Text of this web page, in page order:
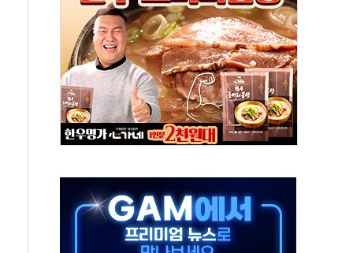
…순이익 흑자 전환
른 중과세는 과세 원칙 어긋나"
자수 1000만 돌파
파트너십 이어갈 예정"
서한…"표현의 자유 위협"
분기 영업이익 121% 급증
30일 2주년 기념 행사
세제지원 긍정 검토되길"
상 환경부분 최우수상 수상